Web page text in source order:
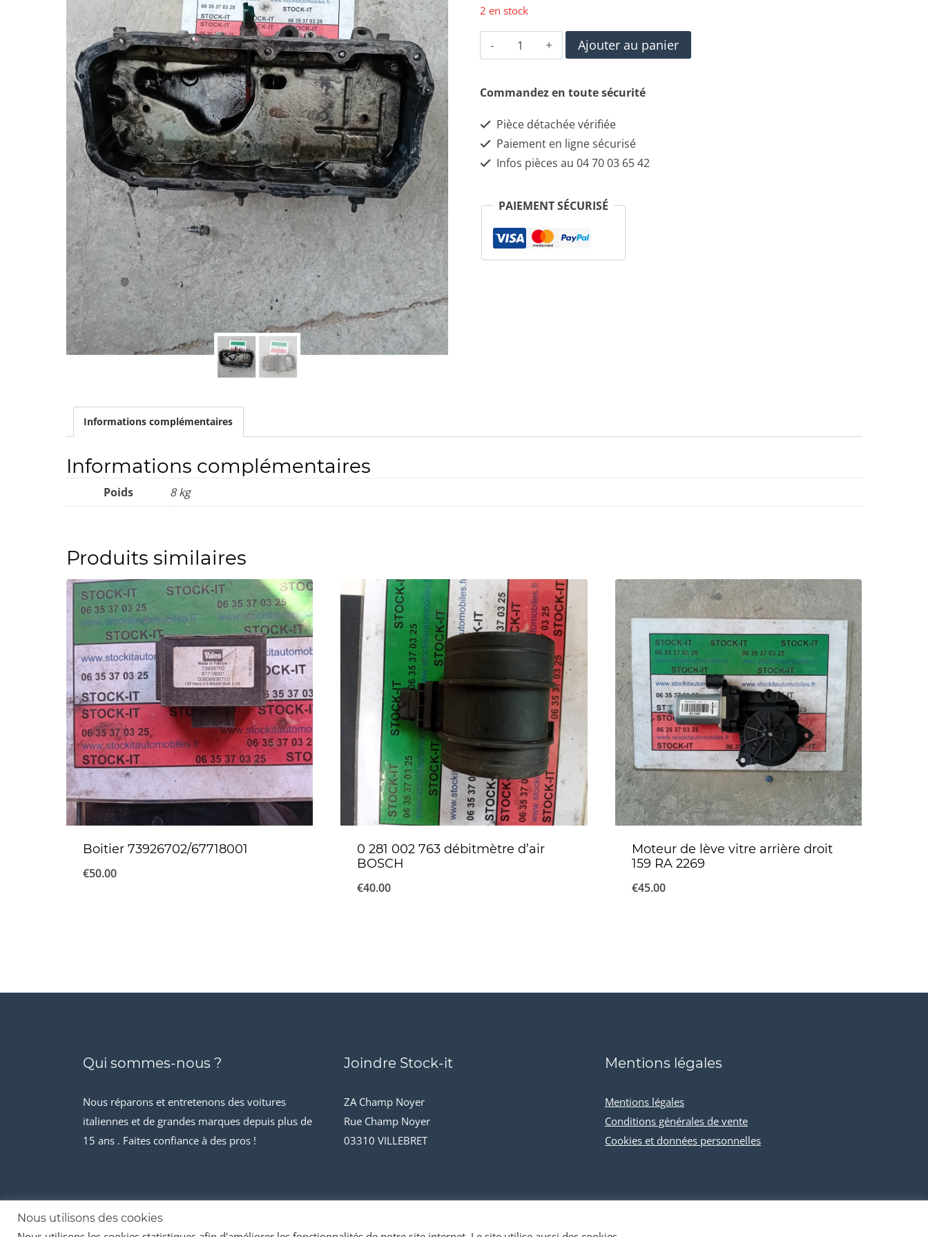
2 en stock
quantité
de
Carter
moteur
pour
ALFA
Ajouter au panier
Commandez en toute sécurité
Pièce détachée vérifiée
Paiement en ligne sécurisé
Infos pièces au 04 70 03 65 42
PAIEMENT SÉCURISÉ
Informations complémentaires
Informations complémentaires
Poids 8 kg
Produits similaires
Boitier 73926702/67718001
€50.00
0 281 002 763 débitmètre d’air
BOSCH
€40.00
Moteur de lève vitre arrière droit
159 RA 2269
€45.00
Qui sommes-nous ?
Nous réparons et entretenons des voitures
italiennes et de grandes marques depuis plus de
15 ans . Faites confiance à des pros !
Joindre Stock-it
ZA Champ Noyer
Rue Champ Noyer
03310 VILLEBRET
Mentions légales
Mentions légales
Conditions générales de vente
Cookies et données personnelles
Nous utilisons des cookies